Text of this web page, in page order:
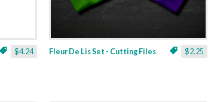
$4.24 $2.25
Fleur De Lis Set - Cutting Files